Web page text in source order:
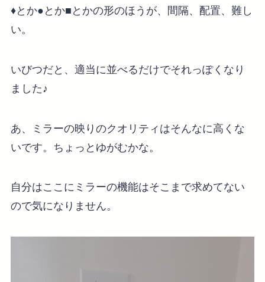
♦とか●とか■とかの形のほうが、間隔、配置、難し
い。
いびつだと、適当に並べるだけでそれっぽくなり
ました♪
あ、ミラーの映りのクオリティはそんなに高くな
いです。ちょっとゆがむかな。
自分はここにミラーの機能はそこまで求めてない
ので気になりません。